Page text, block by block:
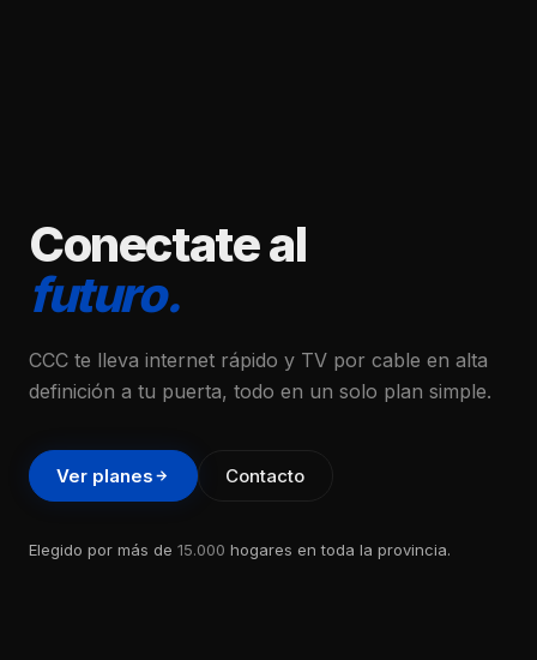
Conectate al
futuro.
CCC te lleva internet rápido y TV por cable en alta
definición a tu puerta, todo en un solo plan simple.
Ver planes Contacto
Elegido por más de 15.000 hogares en toda la provincia.